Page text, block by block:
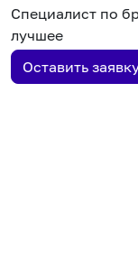
Специалист по
лучшее
Оставить